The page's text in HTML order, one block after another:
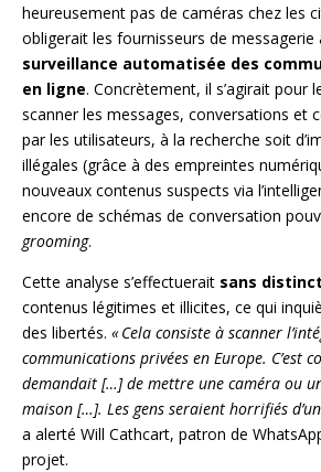
heureusement pas de caméras chez les
obligerait les fournisseurs de messagerie
surveillance automatisée des
en ligne. Concrètement, il s’agirait pour
scanner les messages, conversations et
par les utilisateurs, à la recherche soit
illégales (grâce à des empreintes
nouveaux contenus suspects via
encore de schémas de conversation
grooming.
Cette analyse s’effectuerait sans
contenus légitimes et illicites, ce qui
des libertés. « Cela consiste à scanner
communications privées en Europe. C’est
demandait […] de mettre une caméra ou
maison […]. Les gens seraient horrifiés
a alerté Will Cathcart, patron de
projet.